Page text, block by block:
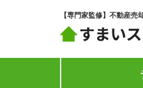
【専門家監修】不動産売